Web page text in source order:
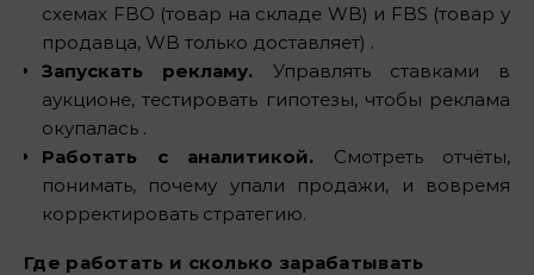
схемах FBO (товар на складе WB) и FBS (товар у
продавца, WB только доставляет) .
Запускать рекламу. Управлять ставками в
аукционе, тестировать гипотезы, чтобы реклама
окупалась .
Работать с аналитикой. Смотреть отчёты,
понимать, почему упали продажи, и вовремя
корректировать стратегию.
Где работать и сколько зарабатывать